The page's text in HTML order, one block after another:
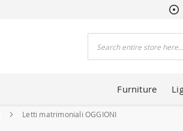
Furniture
Letti matrimoniali OGGIONI